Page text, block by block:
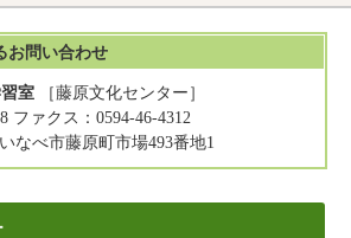
お問い合わせ
室 ［藤原文化センター］
ファクス：0594-46-4312
なべ市藤原町市場493番地1